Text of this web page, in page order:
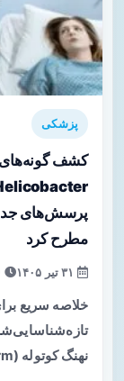
پزشکی
کشف گونه‌های
پرسش‌های
مطرح کرد
خلاصه سریع
نهنگ کوتوله (pygmy sperm…